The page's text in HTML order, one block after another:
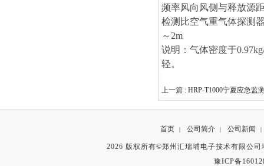
频率风向风侧与释放源
检测比空气重气体探测
～2m
说明：气体密度于
轻。
上一篇 : HRP-T1000宁夏应急监
首页 | 公司简介 | 公司新闻 |
2026 版权所有©郑州汇瑞埔电子技术有限公
豫ICP备